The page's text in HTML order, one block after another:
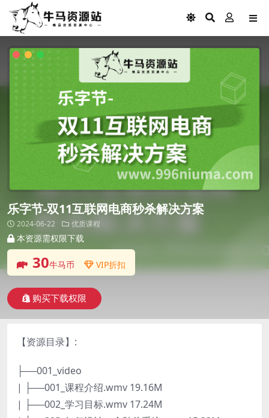
乐字节-双11互联网电商秒杀解决方案
2024-06-22 优质课程
本资源需权限下载
30牛马币 VIP折扣
购买下载权限
【资源目录】:
├──001_video
| ├──001_课程介绍.wmv 19.16M
| ├──002_学习目标.wmv 17.24M